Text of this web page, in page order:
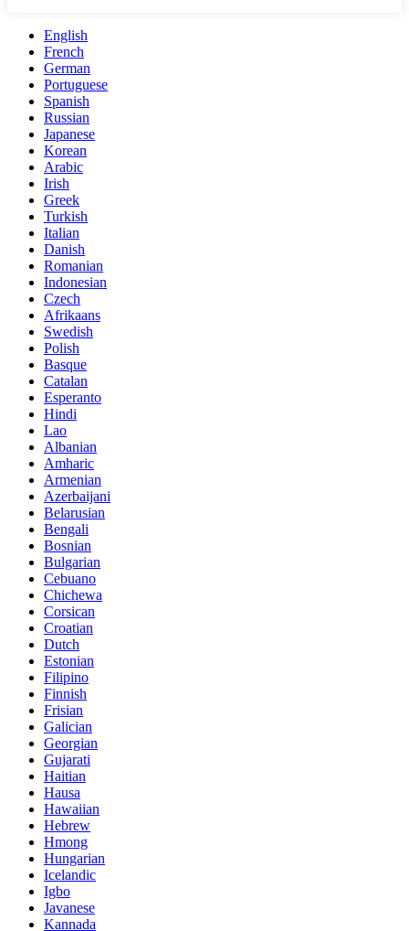
English
French
German
Portuguese
Spanish
Russian
Japanese
Korean
Arabic
Irish
Greek
Turkish
Italian
Danish
Romanian
Indonesian
Czech
Afrikaans
Swedish
Polish
Basque
Catalan
Esperanto
Hindi
Lao
Albanian
Amharic
Armenian
Azerbaijani
Belarusian
Bengali
Bosnian
Bulgarian
Cebuano
Chichewa
Corsican
Croatian
Dutch
Estonian
Filipino
Finnish
Frisian
Galician
Georgian
Gujarati
Haitian
Hausa
Hawaiian
Hebrew
Hmong
Hungarian
Icelandic
Igbo
Javanese
Kannada